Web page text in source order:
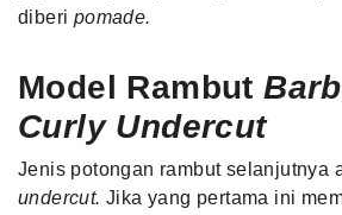
diberi pomade.
Model Rambut
Curly Undercut
Jenis potongan rambut selanjutnya
undercut. Jika yang pertama ini